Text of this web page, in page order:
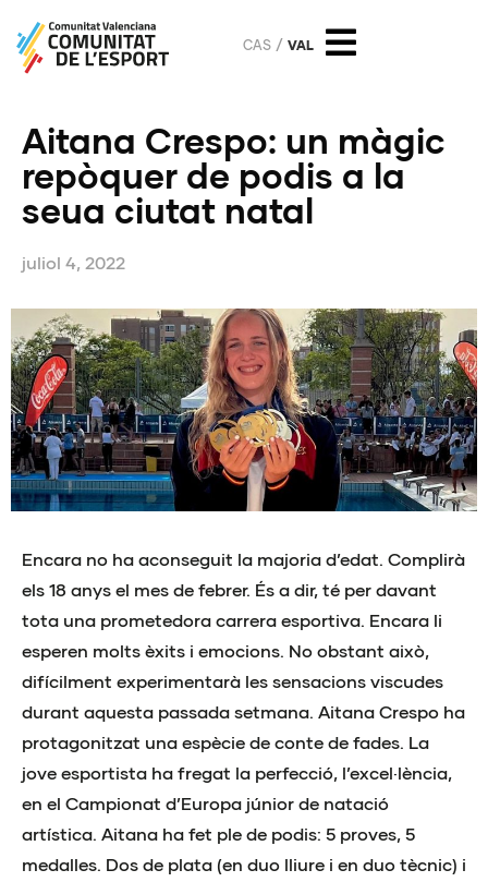
CAS VAL
Aitana Crespo: un màgic
repòquer de podis a la
seua ciutat natal
juliol 4, 2022
Encara no ha aconseguit la majoria d’edat. Complirà
els 18 anys el mes de febrer. És a dir, té per davant
tota una prometedora carrera esportiva. Encara li
esperen molts èxits i emocions. No obstant això,
difícilment experimentarà les sensacions viscudes
durant aquesta passada setmana. Aitana Crespo ha
protagonitzat una espècie de conte de fades. La
jove esportista ha fregat la perfecció, l’excel·lència,
en el Campionat d’Europa júnior de natació
artística. Aitana ha fet ple de podis: 5 proves, 5
medalles. Dos de plata (en duo lliure i en duo tècnic) i